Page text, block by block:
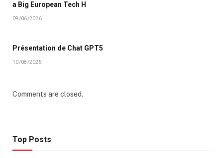
a Big European Tech H
09/06/2026
Présentation de Chat GPT5
10/08/2025
Comments are closed.
Top Posts